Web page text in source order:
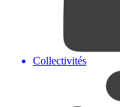
Collectivités